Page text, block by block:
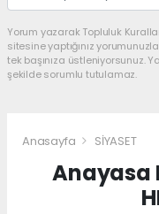
Yorum yazarak Topluluk
sitesine yaptığınız
tek başınıza üstleniyorsunuz.
şekilde sorumlu tutulamaz.
Anasayfa SİYASET
Anayasa